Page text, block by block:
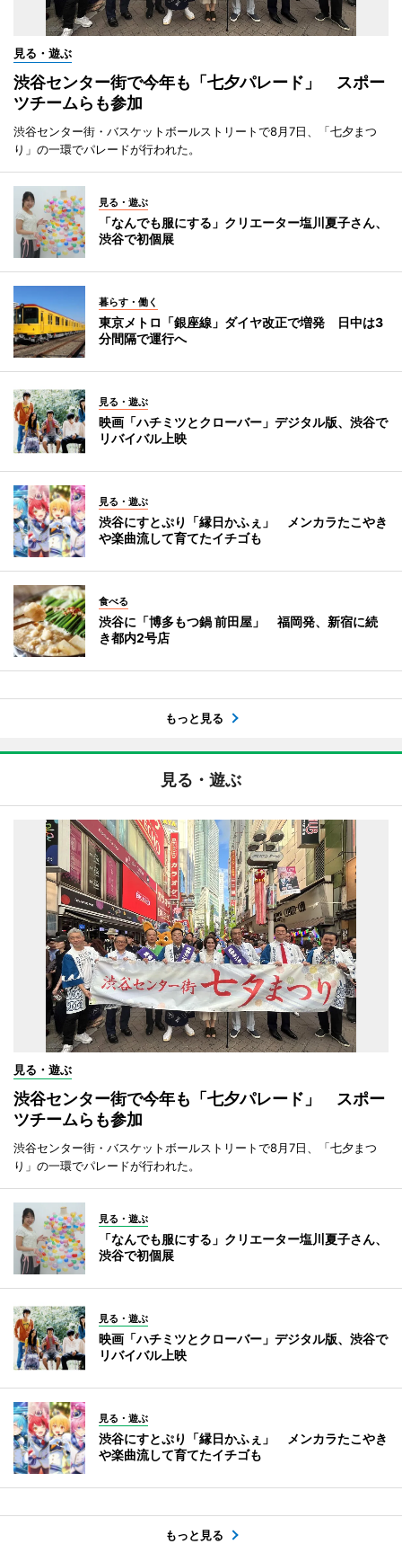
見る・遊ぶ
渋谷センター街で今年も「七夕パレード」 スポー
ツチームらも参加
渋谷センター街・バスケットボールストリートで8月7日、「七夕まつ
り」の一環でパレードが行われた。
見る・遊ぶ
「なんでも服にする」クリエーター塩川夏子さん、
渋谷で初個展
暮らす・働く
東京メトロ「銀座線」ダイヤ改正で増発 日中は3
分間隔で運行へ
見る・遊ぶ
映画「ハチミツとクローバー」デジタル版、渋谷で
リバイバル上映
見る・遊ぶ
渋谷にすとぷり「縁日かふぇ」 メンカラたこやき
や楽曲流して育てたイチゴも
食べる
渋谷に「博多もつ鍋 前田屋」 福岡発、新宿に続
き都内2号店
もっと見る
見る・遊ぶ
見る・遊ぶ
渋谷センター街で今年も「七夕パレード」 スポー
ツチームらも参加
渋谷センター街・バスケットボールストリートで8月7日、「七夕まつ
り」の一環でパレードが行われた。
見る・遊ぶ
「なんでも服にする」クリエーター塩川夏子さん、
渋谷で初個展
見る・遊ぶ
映画「ハチミツとクローバー」デジタル版、渋谷で
リバイバル上映
見る・遊ぶ
渋谷にすとぷり「縁日かふぇ」 メンカラたこやき
や楽曲流して育てたイチゴも
もっと見る